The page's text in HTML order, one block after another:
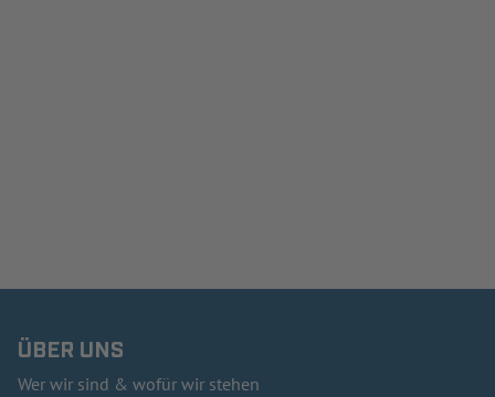
ÜBER UNS
Wer wir sind & wofür wir stehen